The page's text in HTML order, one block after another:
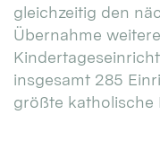
gleichzeitig den
Übernahme
insgesamt 285
größte katholische